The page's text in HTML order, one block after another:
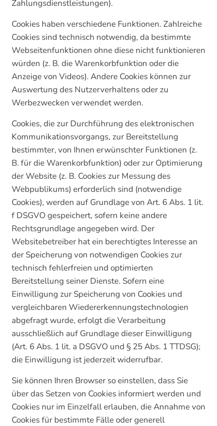
Zahlungsdienstleistungen).
Cookies haben verschiedene Funktionen. Zahlreiche
Cookies sind technisch notwendig, da bestimmte
Webseitenfunktionen ohne diese nicht funktionieren
würden (z. B. die Warenkorbfunktion oder die
Anzeige von Videos). Andere Cookies können zur
Auswertung des Nutzerverhaltens oder zu
Werbezwecken verwendet werden.
Cookies, die zur Durchführung des elektronischen
Kommunikationsvorgangs, zur Bereitstellung
bestimmter, von Ihnen erwünschter Funktionen (z.
B. für die Warenkorbfunktion) oder zur Optimierung
der Website (z. B. Cookies zur Messung des
Webpublikums) erforderlich sind (notwendige
Cookies), werden auf Grundlage von Art. 6 Abs. 1 lit.
f DSGVO gespeichert, sofern keine andere
Rechtsgrundlage angegeben wird. Der
Websitebetreiber hat ein berechtigtes Interesse an
der Speicherung von notwendigen Cookies zur
technisch fehlerfreien und optimierten
Bereitstellung seiner Dienste. Sofern eine
Einwilligung zur Speicherung von Cookies und
vergleichbaren Wiedererkennungstechnologien
abgefragt wurde, erfolgt die Verarbeitung
ausschließlich auf Grundlage dieser Einwilligung
(Art. 6 Abs. 1 lit. a DSGVO und § 25 Abs. 1 TTDSG);
die Einwilligung ist jederzeit widerrufbar.
Sie können Ihren Browser so einstellen, dass Sie
über das Setzen von Cookies informiert werden und
Cookies nur im Einzelfall erlauben, die Annahme von
Cookies für bestimmte Fälle oder generell